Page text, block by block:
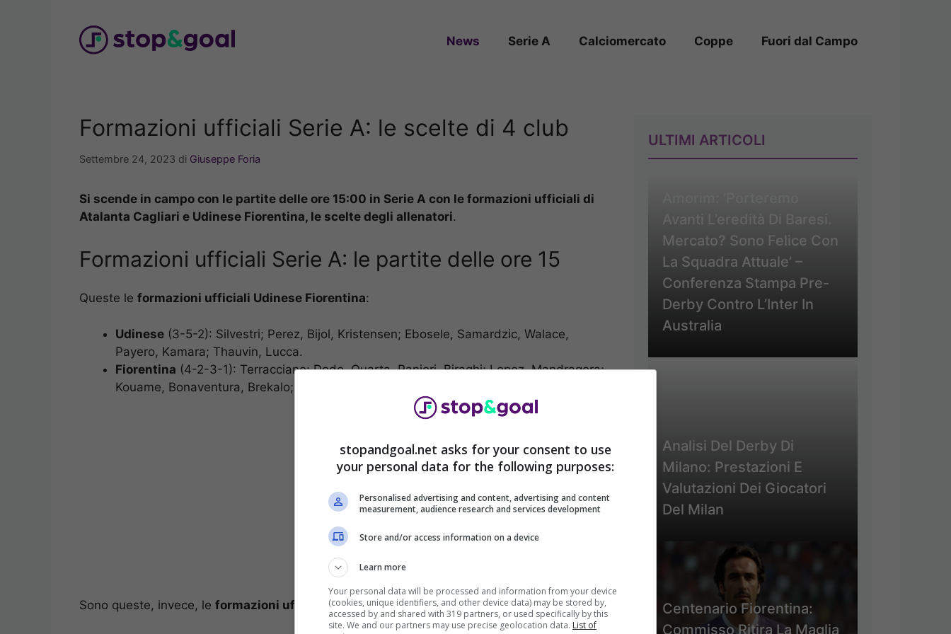
News Serie A Calciomercato Coppe Fuori dal Campo
Formazioni ufficiali Serie A: le scelte di 4 club
Settembre 24, 2023 di Giuseppe Foria
Si scende in campo con le partite delle ore 15:00 in Serie A con le formazioni ufficiali di
Atalanta Cagliari e Udinese Fiorentina, le scelte degli allenatori.
Formazioni ufficiali Serie A: le partite delle ore 15
Queste le formazioni ufficiali Udinese Fiorentina:
Udinese (3-5-2): Silvestri; Perez, Bijol, Kristensen; Ebosele, Samardzic, Walace,
Payero, Kamara; Thauvin, Lucca.
Fiorentina (4-2-3-1): Terracciano; Dodo, Quarta, Ranieri, Biraghi; Lopez, Mandragora;
Kouame, Bonaventura, Brekalo; Nzola.
Sono queste, invece, le formazioni ufficiali Atalanta Cagliari:
ULTIMI ARTICOLI
Avanti L’eredità Di Baresi.
Mercato? Sono Felice Con
La Squadra Attuale’ –
Conferenza Stampa Pre-
Derby Contro L’Inter In
Australia
Analisi Del Derby Di
Milano: Prestazioni E
Valutazioni Dei Giocatori
Del Milan
Centenario Fiorentina:
Commisso Ritira La Maglia
stopandgoal.net asks for your consent to use
your personal data for the following purposes:
Personalised advertising and content, advertising and content
measurement, audience research and services development
Store and/or access information on a device
Learn more
Your personal data will be processed and information from your device
(cookies, unique identifiers, and other device data) may be stored by,
accessed by and shared with 319 partners, or used specifically by this
site. We and our partners may use precise geolocation data. List of